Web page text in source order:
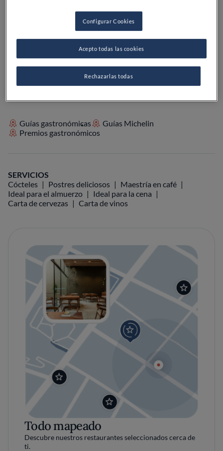
Guías gastronómicas
Guías Michelin
Premios gastronómicos
SERVICIOS
Cócteles
Postres deliciosos
Maestría en café
Ideal para el almuerzo
Ideal para la cena
Carta de cervezas
Carta de vinos
Todo mapeado
Descubre nuestros restaurantes seleccionados cerca de
ti.
Configurar Cookies
Rechazarlas todas
Acepto todas las cookies